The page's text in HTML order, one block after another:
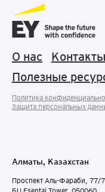
О нас Контакты
Полезные
Политика
Защита персональных
Алматы, Казахстан
Проспект Аль-Фараби, 77/7